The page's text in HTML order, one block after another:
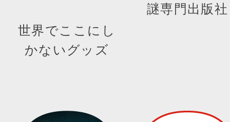
世界でここにし
かないグッズ
謎専門出版社